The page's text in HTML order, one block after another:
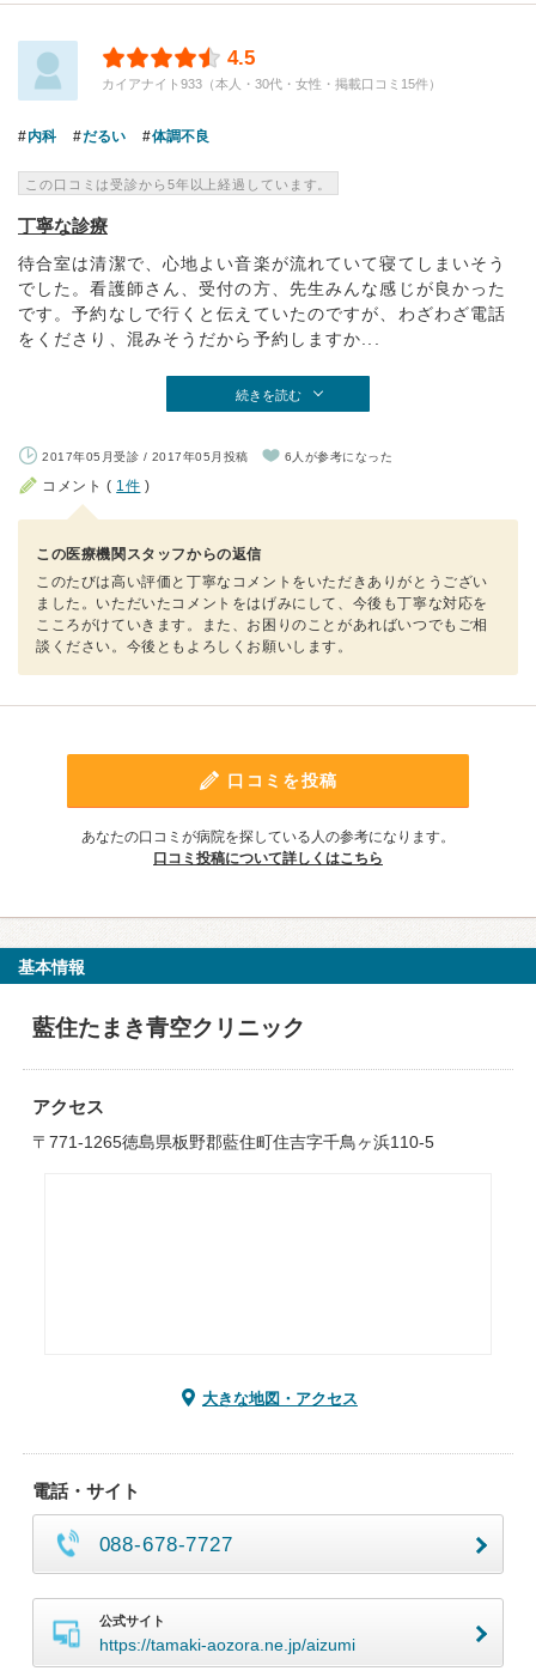
4.5
カイアナイト933（本人・30代・女性・掲載口コミ15件）
内科 だるい 体調不良
この口コミは受診から5年以上経過しています。
丁寧な診療
待合室は清潔で、心地よい音楽が流れていて寝てしまいそう
でした。看護師さん、受付の方、先生みんな感じが良かった
です。予約なしで行くと伝えていたのですが、わざわざ電話
をくださり、混みそうだから予約しますか...
続きを読む
2017年05月受診 / 2017年05月投稿 6人が参考になった
コメント ( 1件 )
この医療機関スタッフからの返信
このたびは高い評価と丁寧なコメントをいただきありがとうござい
ました。いただいたコメントをはげみにして、今後も丁寧な対応を
こころがけていきます。また、お困りのことがあればいつでもご相
談ください。今後ともよろしくお願いします。
口コミを投稿
あなたの口コミが病院を探している人の参考になります。
口コミ投稿について詳しくはこちら
基本情報
藍住たまき青空クリニック
アクセス
〒771-1265徳島県板野郡藍住町住吉字千鳥ヶ浜110-5
大きな地図・アクセス
電話・サイト
088-678-7727
公式サイト
https://tamaki-aozora.ne.jp/aizumi